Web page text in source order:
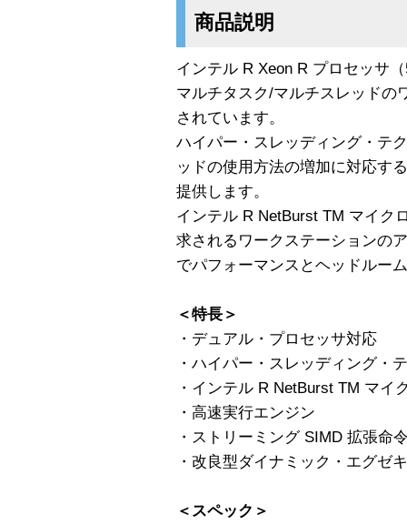
商品説明
インテル R Xeon R プロセッサ
マルチタスク/マルチスレッドの
されています。
ハイパー・スレッディング・テ
ッドの使用方法の増加に対応す
提供します。
インテル R NetBurst TM マイク
求されるワークステーションの
でパフォーマンスとヘッドルー
＜特長＞
・デュアル・プロセッサ対応
・ハイパー・スレッディング・
・インテル R NetBurst TM マイ
・高速実行エンジン
・ストリーミング SIMD 拡張命
・改良型ダイナミック・エグゼ
＜スペック＞